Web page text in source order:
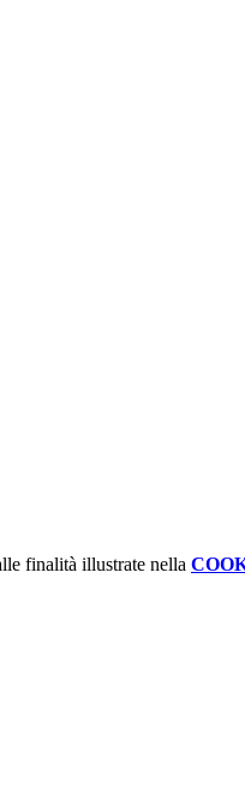
finalità illustrate nella